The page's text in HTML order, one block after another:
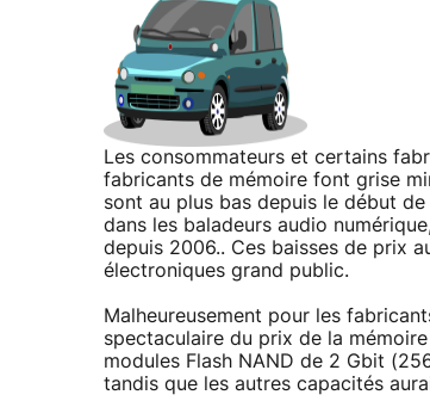
Les consommateurs et certains
fabricants de mémoire font grise
sont au plus bas depuis le début
dans les baladeurs audio
depuis 2006.. Ces baisses de prix
électroniques grand public.
Malheureusement pour les
spectaculaire du prix de la
modules Flash NAND de 2 Gbit
tandis que les autres capacités